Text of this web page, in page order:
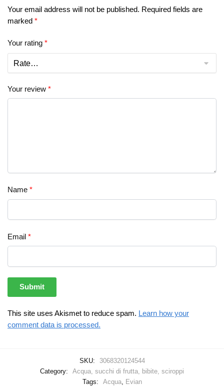
Your email address will not be published. Required fields are
marked *
Your rating *
Your review *
Name *
Email *
This site uses Akismet to reduce spam. Learn how your
comment data is processed.
SKU:
3068320124544
Category:
Acqua, succhi di frutta, bibite, sciroppi
Tags:
Acqua, Evian